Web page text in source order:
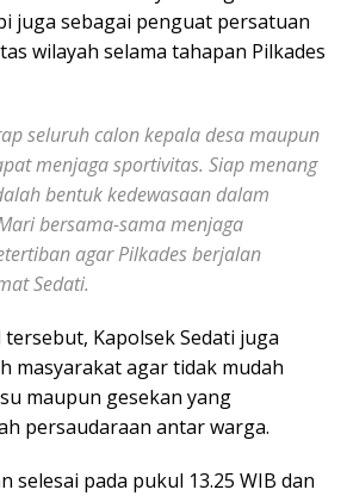
juga sebagai penguat persatuan
wilayah selama tahapan Pilkades
seluruh calon kepala desa maupun
menjaga sportivitas. Siap menang
bentuk kedewasaan dalam
bersama-sama menjaga
agar Pilkades berjalan
Sedati.
Kapolsek Sedati juga
masyarakat agar tidak mudah
maupun gesekan yang
persaudaraan antar warga.
selesai pada pukul 13.25 WIB dan